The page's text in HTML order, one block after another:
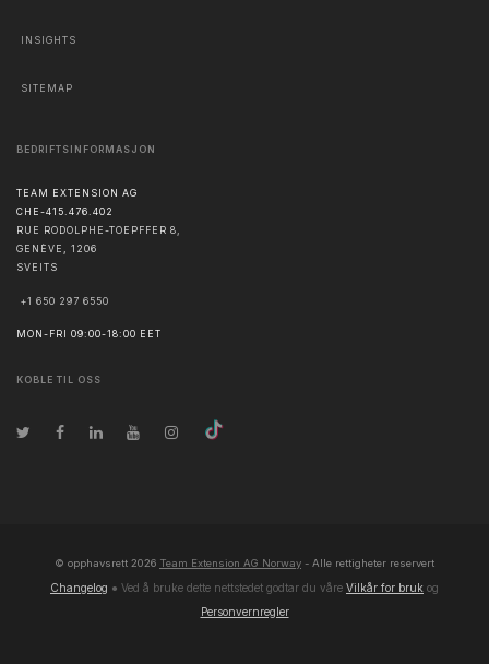
INSIGHTS
SITEMAP
BEDRIFTSINFORMASJON
TEAM EXTENSION AG
CHE-415.476.402
RUE RODOLPHE-TOEPFFER 8,
GENÈVE
1206
SVEITS
+1 650 297 6550
MON-FRI 09:00-18:00 EET
KOBLE TIL OSS
© opphavsrett 2026 Team Extension AG Norway - Alle rettigheter reservert
Changelog ● Ved å bruke dette nettstedet godtar du våre Vilkår for bruk og
Personvernregler